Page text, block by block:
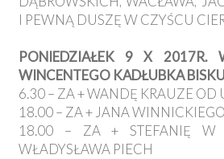
I PEWNĄ DUSZĘ W CZYŚCU
PONIEDZIAŁEK 9 X 2017R.
WINCENTEGO KADŁUBKA
6.30 – ZA + WANDĘ KRAUZE OD
18.00 – ZA + JANA
18.00 – ZA + STEFANIĘ
WŁADYSŁAWA PIECH